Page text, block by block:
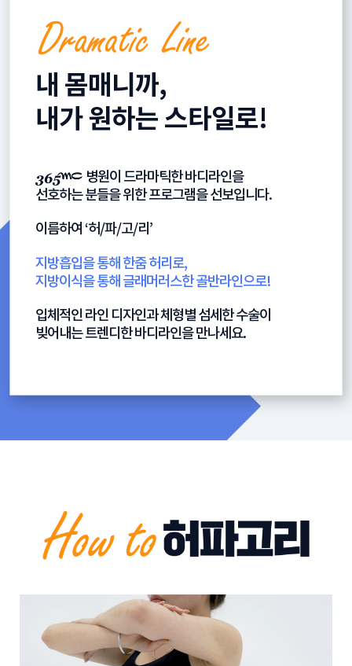
내 몸매니까,
내가 원하는 스타일로!
병원이 드라마틱한 바디라인을
선호하는 분들을 위한 프로그램을 선보입니다.
이름하여 ‘허/파/고/리’
지방흡입을 통해 한줌 허리로,
지방이식을 통해 글래머러스한 골반라인으로!
입체적인 라인 디자인과 체형별 섬세한 수술이
빚어내는 트렌디한 바디라인을 만나세요.